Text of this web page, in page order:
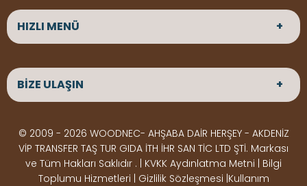
HIZLI MENÜ
ANASAYFA
HAKKIMIZDA
ÜRÜNLER
Çeşitlerimiz
Çeşitlerimiz
Kereste
Çeşitlerimiz
Ahşap
Pergole
BİZE ULAŞIN
BİZE ULAŞIN
Altınkale mah Osmangazi cad. no 355 Döşemealtı
Antalya
© 2009 - 2026 WOODNEC- AHŞABA DAİR HERŞEY - AKDENİZ
VİP TRANSFER TAŞ TUR GIDA İTH İHR SAN TİC LTD ŞTİ. Markası
ve Tüm Hakları Saklıdır . | KVKK Aydınlatma Metni | Bilgi
Toplumu Hizmetleri | Gizlilik Sözleşmesi |Kullanım